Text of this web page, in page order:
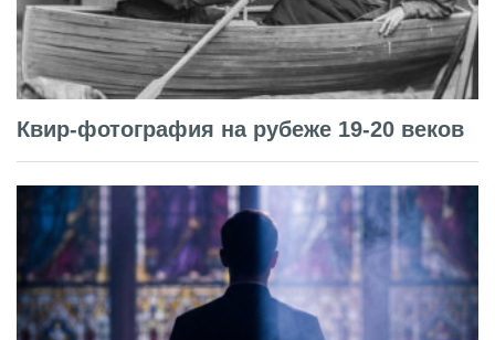
Квир-фотография на рубеже 19-20 веков